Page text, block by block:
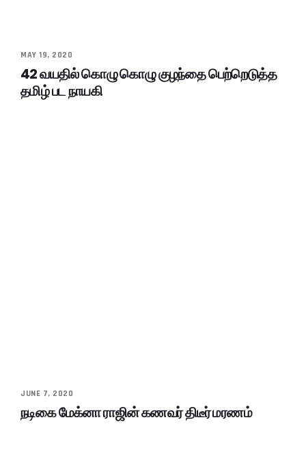
MAY 19, 2020
42 வயதில் கொழு கொழு குழந்தை பெற்றெடுத்த
தமிழ் பட நாயகி
JUNE 7, 2020
நடிகை மேக்னா ராஜின் கணவர் திடீர் மரணம்